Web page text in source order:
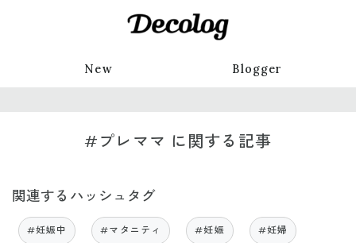
New Blogger
#プレママ に関する記事
関連するハッシュタグ
#妊娠中 #マタニティ #妊娠 #妊婦